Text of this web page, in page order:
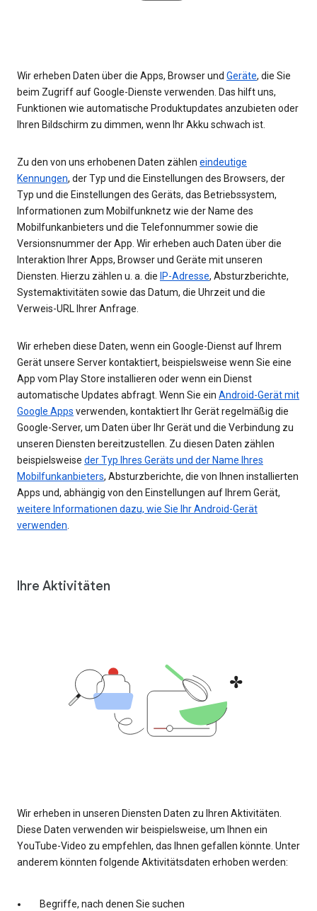
Wir erheben Daten über die Apps, Browser und Geräte, die Sie
beim Zugriff auf Google-Dienste verwenden. Das hilft uns,
Funktionen wie automatische Produktupdates anzubieten oder
Ihren Bildschirm zu dimmen, wenn Ihr Akku schwach ist.
Zu den von uns erhobenen Daten zählen eindeutige
Kennungen, der Typ und die Einstellungen des Browsers, der
Typ und die Einstellungen des Geräts, das Betriebssystem,
Informationen zum Mobilfunknetz wie der Name des
Mobilfunkanbieters und die Telefonnummer sowie die
Versionsnummer der App. Wir erheben auch Daten über die
Interaktion Ihrer Apps, Browser und Geräte mit unseren
Diensten. Hierzu zählen u. a. die IP-Adresse, Absturzberichte,
Systemaktivitäten sowie das Datum, die Uhrzeit und die
Verweis-URL Ihrer Anfrage.
Wir erheben diese Daten, wenn ein Google-Dienst auf Ihrem
Gerät unsere Server kontaktiert, beispielsweise wenn Sie eine
App vom Play Store installieren oder wenn ein Dienst
automatische Updates abfragt. Wenn Sie ein Android-Gerät mit
Google Apps verwenden, kontaktiert Ihr Gerät regelmäßig die
Google-Server, um Daten über Ihr Gerät und die Verbindung zu
unseren Diensten bereitzustellen. Zu diesen Daten zählen
beispielsweise der Typ Ihres Geräts und der Name Ihres
Mobilfunkanbieters, Absturzberichte, die von Ihnen installierten
Apps und, abhängig von den Einstellungen auf Ihrem Gerät,
weitere Informationen dazu, wie Sie Ihr Android-Gerät
verwenden.
Ihre Aktivitäten
Wir erheben in unseren Diensten Daten zu Ihren Aktivitäten.
Diese Daten verwenden wir beispielsweise, um Ihnen ein
YouTube-Video zu empfehlen, das Ihnen gefallen könnte. Unter
anderem könnten folgende Aktivitätsdaten erhoben werden:
Begriffe, nach denen Sie suchen